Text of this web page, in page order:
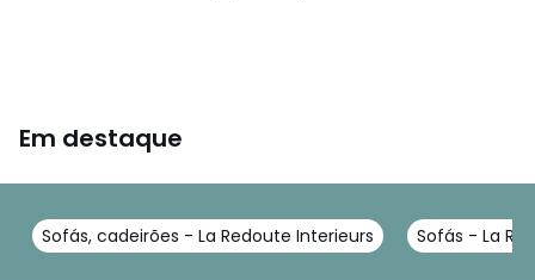
Em destaque
Sofás, cadeirões - La Redoute Interieurs Sofás - La